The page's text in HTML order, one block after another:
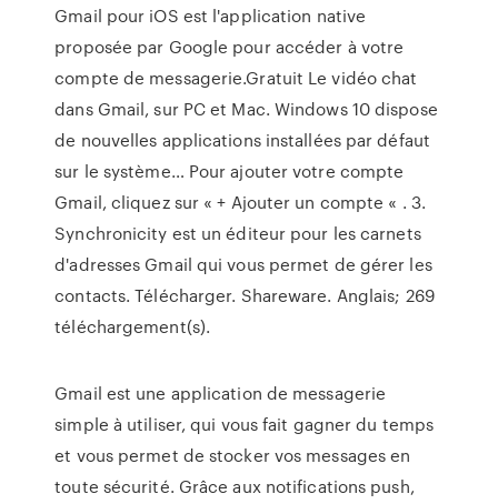
Gmail pour iOS est l'application native
proposée par Google pour accéder à votre
compte de messagerie.Gratuit Le vidéo chat
dans Gmail, sur PC et Mac. Windows 10 dispose
de nouvelles applications installées par défaut
sur le système… Pour ajouter votre compte
Gmail, cliquez sur « + Ajouter un compte « . 3.
Synchronicity est un éditeur pour les carnets
d'adresses Gmail qui vous permet de gérer les
contacts. Télécharger. Shareware. Anglais; 269
téléchargement(s).
Gmail est une application de messagerie
simple à utiliser, qui vous fait gagner du temps
et vous permet de stocker vos messages en
toute sécurité. Grâce aux notifications push,